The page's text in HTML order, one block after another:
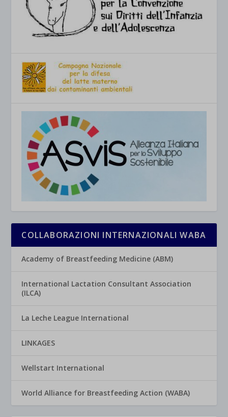
COLLABORAZIONI INTERNAZIONALI WABA
Academy of Breastfeeding Medicine (ABM)
International Lactation Consultant Association
(ILCA)
La Leche League International
LINKAGES
Wellstart International
World Alliance for Breastfeeding Action (WABA)